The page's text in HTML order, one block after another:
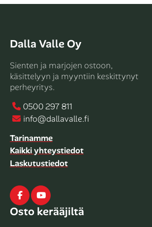
Dalla Valle Oy
Sienten ja marjojen ostoon,
käsittelyyn ja myyntiin keskittynyt
perheyritys.
0500 297 811
info@dallavalle.fi
Tarinamme
Kaikki yhteystiedot
Laskutustiedot
FacebookYoutube
Osto kerääjiltä